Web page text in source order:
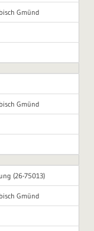
Gmünd
Gmünd
(26-75013)
Gmünd